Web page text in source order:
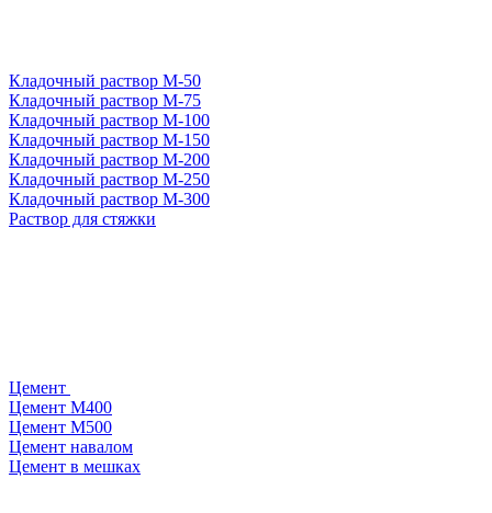
Кладочный раствор М-50
Кладочный раствор М-75
Кладочный раствор М-100
Кладочный раствор М-150
Кладочный раствор М-200
Кладочный раствор М-250
Кладочный раствор М-300
Раствор для стяжки
Цемент
Цемент М400
Цемент М500
Цемент навалом
Цемент в мешках